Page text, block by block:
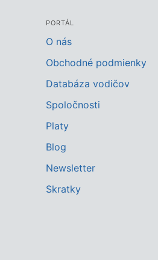
PORTÁL
O nás
Obchodné podmienky
Databáza vodičov
Spoločnosti
Platy
Blog
Newsletter
Skratky